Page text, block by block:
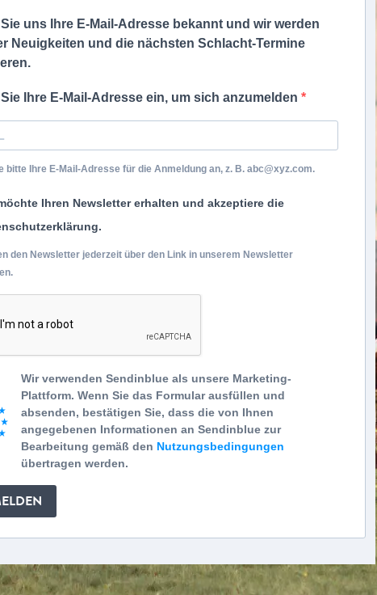
uns Ihre E-Mail-Adresse bekannt und wir werden
Neuigkeiten und die nächsten Schlacht-Termine
Ihre E-Mail-Adresse ein, um sich anzumelden
bitte Ihre E-Mail-Adresse für die Anmeldung an, z. B. abc@xyz.com.
Ihren Newsletter erhalten und akzeptiere die
den Newsletter jederzeit über den Link in unserem Newsletter
Wir verwenden Sendinblue als unsere Marketing-
Plattform. Wenn Sie das Formular ausfüllen und
absenden, bestätigen Sie, dass die von Ihnen
angegebenen Informationen an Sendinblue zur
Bearbeitung gemäß den Nutzungsbedingungen
übertragen werden.